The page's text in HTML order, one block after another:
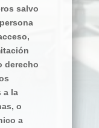
salvo
derecho
a la
o
a